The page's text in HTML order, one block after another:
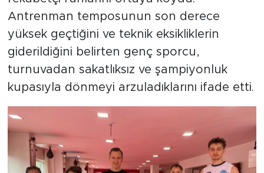
Antrenman temposunun son derece
yüksek geçtiğini ve teknik eksikliklerin
giderildiğini belirten genç sporcu,
turnuvadan sakatlıksız ve şampiyonluk
kupasıyla dönmeyi arzuladıklarını ifade etti.